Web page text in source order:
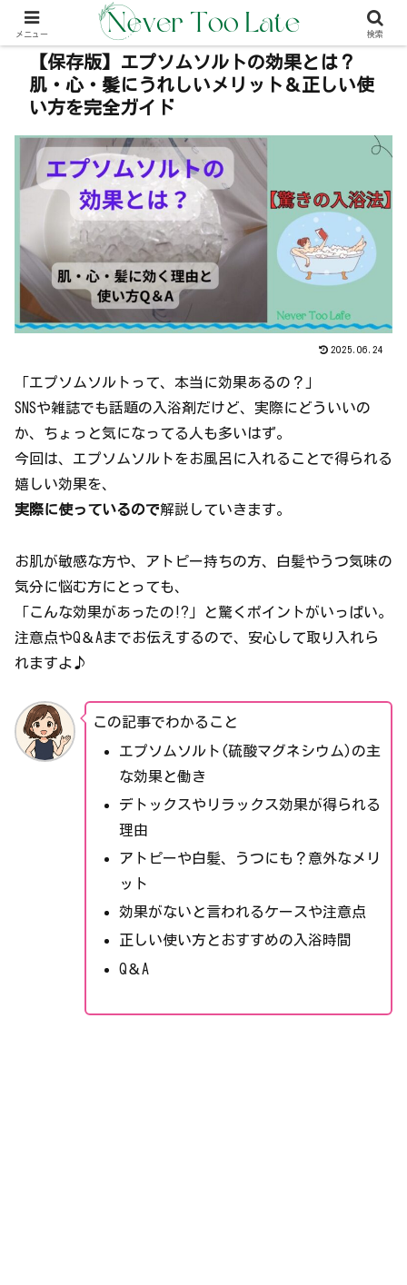
本事内には広告が含む場合があります（PR）
【保存版】エプソムソルトの効果とは？
肌・心・髪にうれしいメリット＆正しい使
い方を完全ガイド
2025.06.24
「エプソムソルトって、本当に効果あるの？」
SNSや雑誌でも話題の入浴剤だけど、実際にどういいの
か、ちょっと気になってる人も多いはず。
今回は、エプソムソルトをお風呂に入れることで得られる
嬉しい効果を、
実際に使っているので解説していきます。
お肌が敏感な方や、アトピー持ちの方、白髪やうつ気味の
気分に悩む方にとっても、
「こんな効果があったの⁉」と驚くポイントがいっぱい。
注意点やQ＆Aまでお伝えするので、安心して取り入れら
れますよ♪
この記事でわかること
エプソムソルト(硫酸マグネシウム)の主
な効果と働き
デトックスやリラックス効果が得られる
理由
アトピーや白髪、うつにも？意外なメリ
ット
効果がないと言われるケースや注意点
正しい使い方とおすすめの入浴時間
Q＆A
メニュー 検索